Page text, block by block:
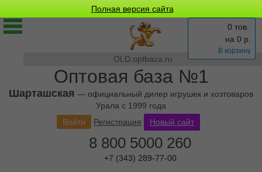
Полная версия сайта
OLD.optbaza.ru
Оптовая база №1
Шарташская — официальный дилер игрушек и хозтоваров
Урала с 1999 года
0 тов.
на 0 р.
В корзину
Войти Регистрация Новый сайт
8 800 5000 260
+7 (343) 289-77-00